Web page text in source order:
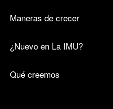
Maneras de crecer
¿Nuevo en La IMU?
Qué creemos